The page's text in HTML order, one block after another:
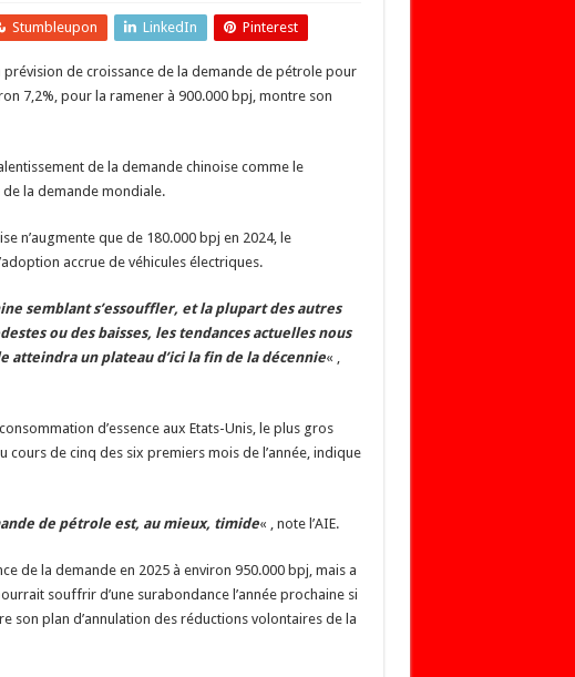
Stumbleupon LinkedIn Pinterest
prévision de croissance de la demande de pétrole pour
7,2%, pour la ramener à 900.000 bpj, montre son
de la demande chinoise comme le
la demande mondiale.
n’augmente que de 180.000 bpj en 2024, le
accrue de véhicules électriques.
semblant s’essouffler, et la plupart des autres
ou des baisses, les tendances actuelles nous
atteindra un plateau d’ici la fin de la décennie« ,
d’essence aux Etats-Unis, le plus gros
cours de cinq des six premiers mois de l’année, indique
de pétrole est, au mieux, timide« , note l’AIE.
de la demande en 2025 à environ 950.000 bpj, mais a
souffrir d’une surabondance l’année prochaine si
son plan d’annulation des réductions volontaires de la